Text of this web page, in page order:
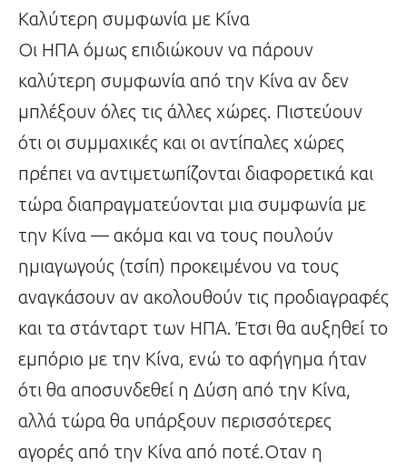
Καλύτερη συμφωνία με Κίνα
Οι ΗΠΑ όμως επιδιώκουν να πάρουν
καλύτερη συμφωνία από την Κίνα αν δεν
μπλέξουν όλες τις άλλες χώρες. Πιστεύουν
ότι οι συμμαχικές και οι αντίπαλες χώρες
πρέπει να αντιμετωπίζονται διαφορετικά και
τώρα διαπραγματεύονται μια συμφωνία με
την Κίνα — ακόμα και να τους πουλούν
ημιαγωγούς (τσίπ) προκειμένου να τους
αναγκάσουν αν ακολουθούν τις προδιαγραφές
και τα στάνταρτ των ΗΠΑ. Έτσι θα αυξηθεί το
εμπόριο με την Κίνα, ενώ το αφήγημα ήταν
ότι θα αποσυνδεθεί η Δύση από την Κίνα,
αλλά τώρα θα υπάρξουν περισσότερες
αγορές από την Κίνα από ποτέ.Οταν η